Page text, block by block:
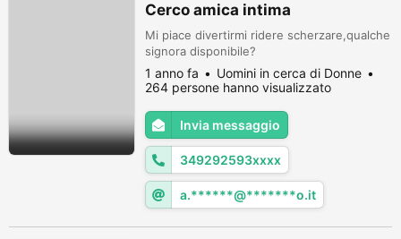
Cerco amica intima
Mi piace divertirmi ridere scherzare,qualche
signora disponibile?
1 anno fa
Uomini in cerca di Donne
264 persone hanno visualizzato
Invia messaggio
349292593xxxx
a.******@*******o.it